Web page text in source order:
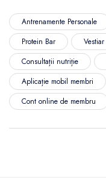
Antrenamente Personale
Protein Bar
Vestiar
Consultații nutriție
Aplicație mobil membri
Cont online de membru